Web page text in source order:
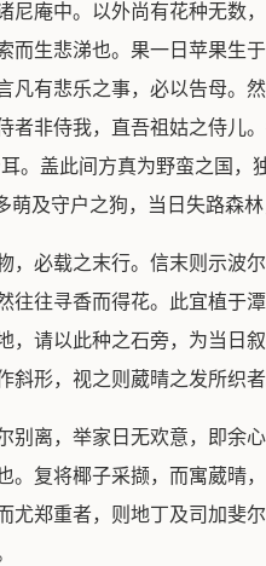
庵中。以外尚有花种无数
生悲涕也。果一日苹果生
有悲乐之事，必以告母。
非侍我，直吾祖姑之侍儿
。盖此间方真为野蛮之国，
萌及守户之狗，当日失路森
必载之末行。信末则示波
往寻香而得花。此宜植于
请以此种之石旁，为当日
形，视之则葳晴之发所织者
离，举家日无欢意，即余
复将椰子采撷，而寓葳晴
郑重者，则地丁及司加斐